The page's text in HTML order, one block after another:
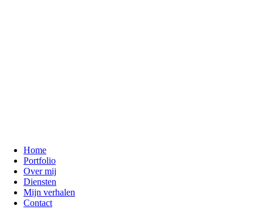
Home
Portfolio
Over mij
Diensten
Mijn verhalen
Contact